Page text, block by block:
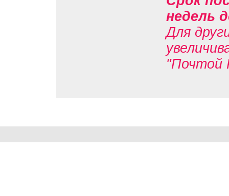
недель
Для
"Почтой